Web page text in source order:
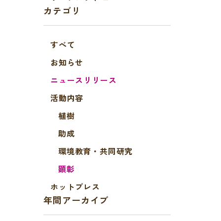
カテゴリ
すべて
お知らせ
ニュースリリース
活動内容
植樹
助成
環境教育・共同研究
顕彰
ホットプレス
年間アーカイブ